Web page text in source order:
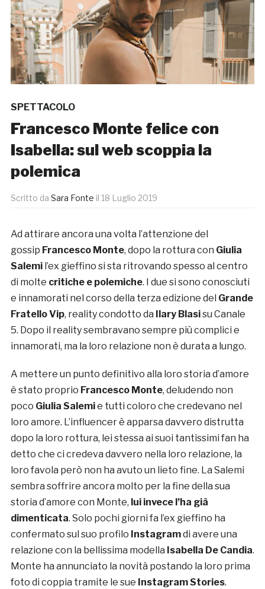
SPETTACOLO
Francesco Monte felice con
Isabella: sul web scoppia la
polemica
Scritto da Sara Fonte il 18 Luglio 2019
Ad attirare ancora una volta l’attenzione del
gossip Francesco Monte, dopo la rottura con Giulia
Salemil’ex gieffino si sta ritrovando spesso al centro
di molte critiche e polemiche. I due si sono conosciuti
e innamorati nel corso della terza edizione del Grande
Fratello Vip, reality condotto da Ilary Blasisu Canale
5. Dopo il reality sembravano sempre più complici e
innamorati, ma la loro relazione non è durata a lungo.
A mettere un punto definitivo alla loro storia d’amore
è stato proprio Francesco Monte, deludendo non
poco Giulia Salemie tutti coloro che credevano nel
loro amore. L’influencer è apparsa davvero distrutta
dopo la loro rottura, lei stessa ai suoi tantissimi fan ha
detto che ci credeva davvero nella loro relazione, la
loro favola però non ha avuto un lieto fine. La Salemi
sembra soffrire ancora molto per la fine della sua
storia d’amore con Monte, lui invece l’ha già
dimenticata. Solo pochi giorni fa l’ex gieffino ha
confermato sul suo profilo Instagramdi avere una
relazione con la bellissima modella Isabella De Candia.
Monte ha annunciato la novità postando la loro prima
foto di coppia tramite le sue Instagram Stories.